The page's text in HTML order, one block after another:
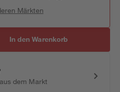
Märkten
In den Warenkorb
dem Markt